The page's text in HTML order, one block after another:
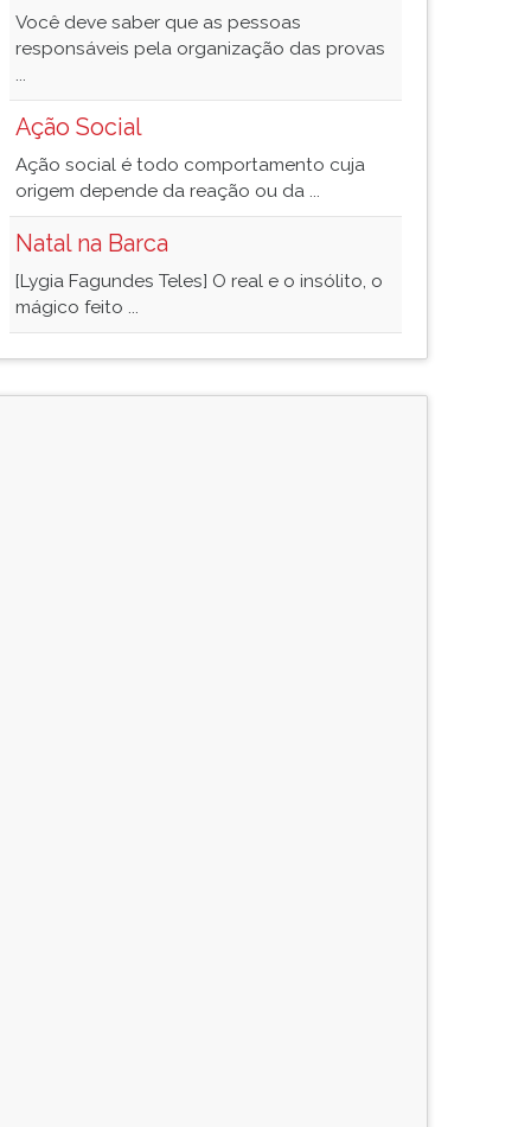
Você deve saber que as pessoas
responsáveis pela organização das provas
...
Ação Social
Ação social é todo comportamento cuja
origem depende da reação ou da ...
Natal na Barca
[Lygia Fagundes Teles] O real e o insólito, o
mágico feito ...